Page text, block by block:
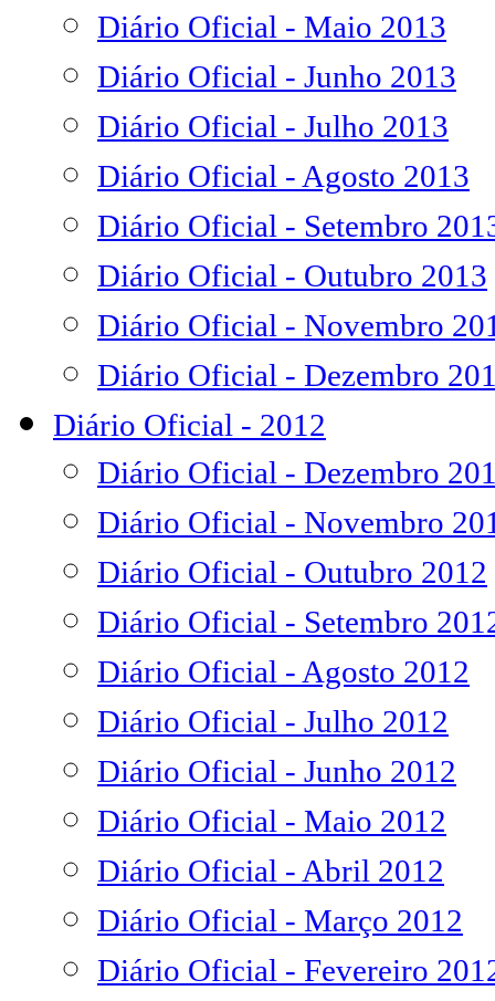
Diário Oficial - Maio 2013
Diário Oficial - Junho 2013
Diário Oficial - Julho 2013
Diário Oficial - Agosto 2013
Diário Oficial - Setembro
Diário Oficial - Outubro 2013
Diário Oficial - Novembro
Diário Oficial - Dezembro
Diário Oficial - 2012
Diário Oficial - Dezembro
Diário Oficial - Novembro
Diário Oficial - Outubro 2012
Diário Oficial - Setembro
Diário Oficial - Agosto 2012
Diário Oficial - Julho 2012
Diário Oficial - Junho 2012
Diário Oficial - Maio 2012
Diário Oficial - Abril 2012
Diário Oficial - Março 2012
Diário Oficial - Fevereiro